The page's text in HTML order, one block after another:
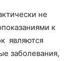
не
к
являются
заболевания,